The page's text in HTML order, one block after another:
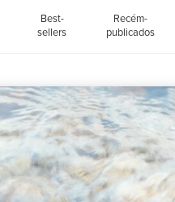
Best-
sellers
Recém-
publicados